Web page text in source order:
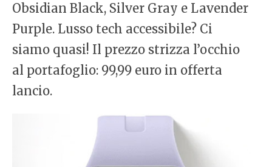
Obsidian Black, Silver Gray e Lavender
Purple. Lusso tech accessibile? Ci
siamo quasi! Il prezzo strizza l’occhio
al portafoglio: 99,99 euro in offerta
lancio.